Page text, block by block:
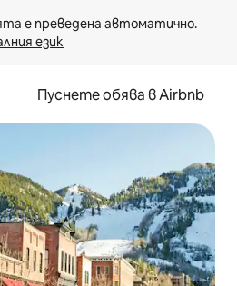
език
Пуснете обява в Airbnb